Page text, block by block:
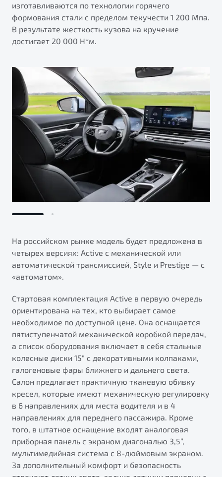
изготавливаются по технологии горячего
формования стали с пределом текучести 1 200 Мпа.
В результате жесткость кузова на кручение
достигает 20 000 Н*м.
На российском рынке модель будет предложена в
четырех версиях: Active с механической или
автоматической трансмиссией, Style и Prestige — с
«автоматом».
Стартовая комплектация Active в первую очередь
ориентирована на тех, кто выбирает самое
необходимое по доступной цене. Она оснащается
пятиступенчатой механической коробкой передач,
а список оборудования включает в себя стальные
колесные диски 15" с декоративными колпаками,
галогеновые фары ближнего и дальнего света.
Салон предлагает практичную тканевую обивку
кресел, которые имеют механическую регулировку
в 6 направлениях для места водителя и в 4
направлениях для переднего пассажира. Кроме
того, в штатное оснащение входят аналоговая
приборная панель с экраном диагональю 3,5”,
мультимедийная система с 8-дюймовым экраном.
За дополнительный комфорт и безопасность